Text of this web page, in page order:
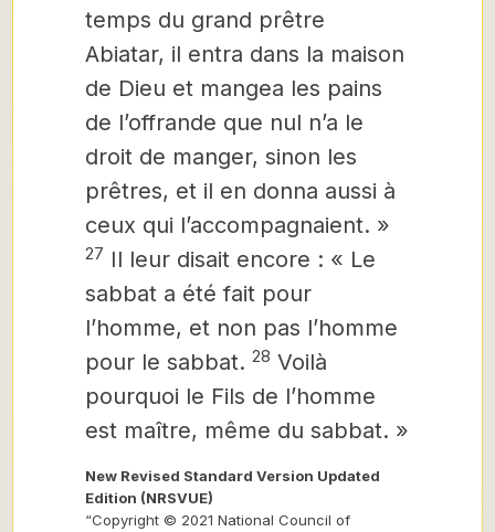
temps du grand prêtre
Abiatar, il entra dans la maison
de Dieu et mangea les pains
de l’offrande que nul n’a le
droit de manger, sinon les
prêtres, et il en donna aussi à
ceux qui l’accompagnaient. »
27 Il leur disait encore : « Le
sabbat a été fait pour
l’homme, et non pas l’homme
pour le sabbat. 28 Voilà
pourquoi le Fils de l’homme
est maître, même du sabbat. »
New Revised Standard Version Updated
Edition (NRSVUE)
“Copyright © 2021 National Council of